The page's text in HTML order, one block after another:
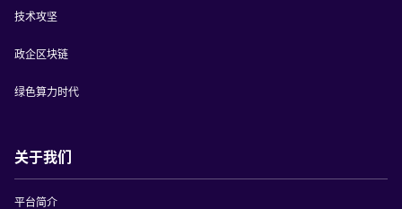
技术攻坚
政企区块链
绿色算力时代
关于我们
平台简介